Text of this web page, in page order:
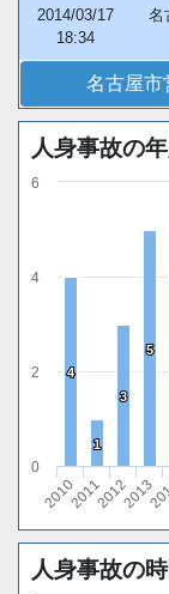
2014/03/17
18:34
名
名古屋市
人身事故の
4
4
1
1
3
3
5
5
2010201120122013
0
2
4
6
人身事故の